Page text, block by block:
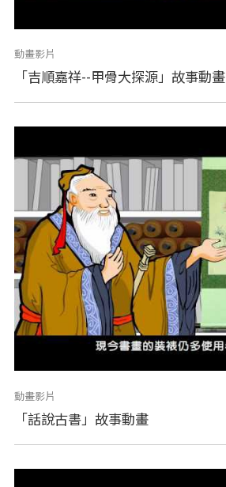
動畫影片
「吉順嘉祥--甲骨大探源」故事動畫
動畫影片
「話說古書」故事動畫